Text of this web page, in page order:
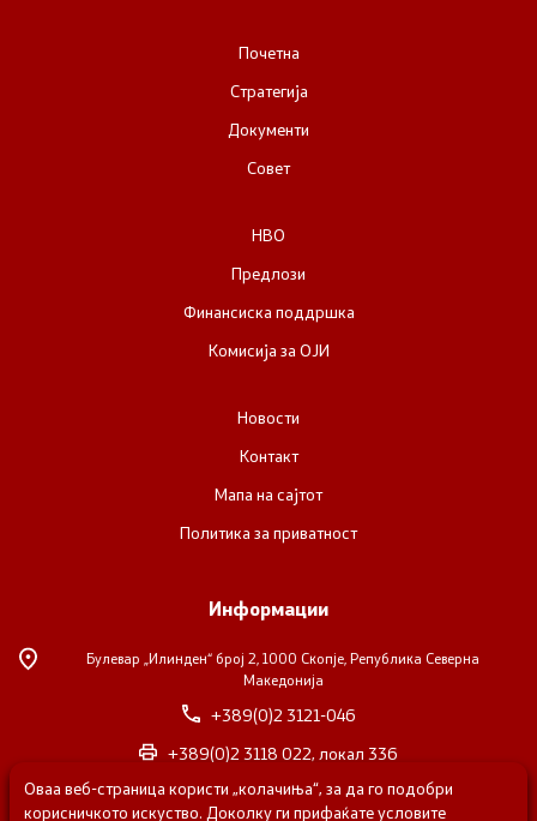
Почетна
Стратегија
Документи
Совет
НВО
Предлози
Финансиска поддршка
Комисија за ОЈИ
Новости
Контакт
Мапа на сајтот
Политика за приватност
Информации
Булевар „Илинден“ број 2, 1000 Скопје, Република Северна
Македонија
+389(0)2 3121-046
+389(0)2 3118 022, локал 336
nvosorabotka@gs.gov.mk
Оваа веб-страница користи „колачиња“, за да го подобри
корисничкото искуство. Доколку ги прифаќате условите